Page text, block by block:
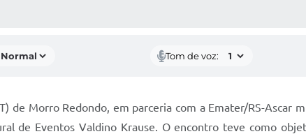
Tom de voz:
de Morro Redondo, em parceria com a Emater/RS-Ascar
de Eventos Valdino Krause. O encontro teve como